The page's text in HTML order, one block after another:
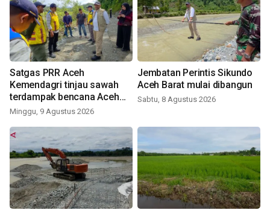
Satgas PRR Aceh
Kemendagri tinjau sawah
terdampak bencana Aceh
Barat
Minggu, 9 Agustus 2026
Jembatan Perintis Sikundo
Aceh Barat mulai dibangun
Sabtu, 8 Agustus 2026